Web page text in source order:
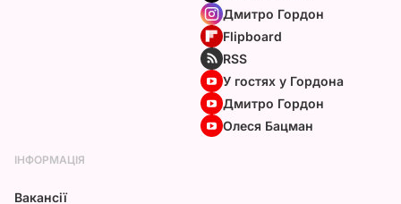
Дмитро Гордон
Flipboard
RSS
У гостях у Гордона
Дмитро Гордон
Олеся Бацман
ІНФОРМАЦІЯ
Вакансії